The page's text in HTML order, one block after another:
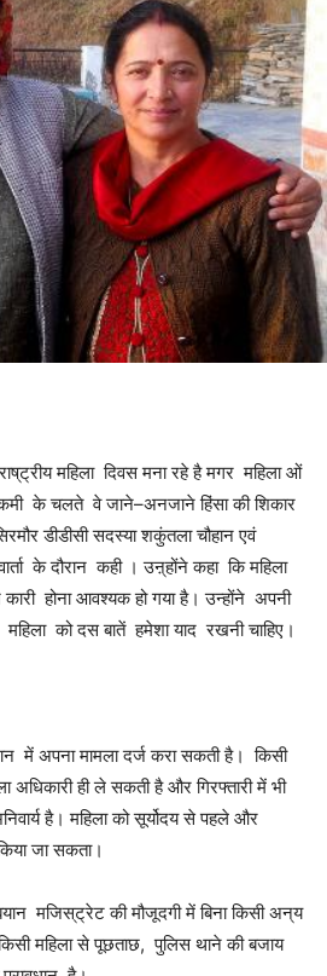
ट्रीय महिला दिवस मना रहे है मगर महिला ओं
के चलते वे जाने–अनजाने हिंसा की शिकार
डीडीसी सदस्या शकुंतला चौहान एवं
के दौरान कही । उऩ्होंने कहा कि महिला
कारी होना आवश्यक हो गया है। उन्होंने अपनी
महिला को दस बातें हमेशा याद रखनी चाहिए।
में अपना मामला दर्ज करा सकती है। किसी
अधिकारी ही ले सकती है और गिरफ्तारी में भी
है। महिला को सूर्योदय से पहले और
जा सकता।
मजिस्ट्रेट की मौजूदगी में बिना किसी अन्य
महिला से पूछताछ,पुलिस थाने की बजाय